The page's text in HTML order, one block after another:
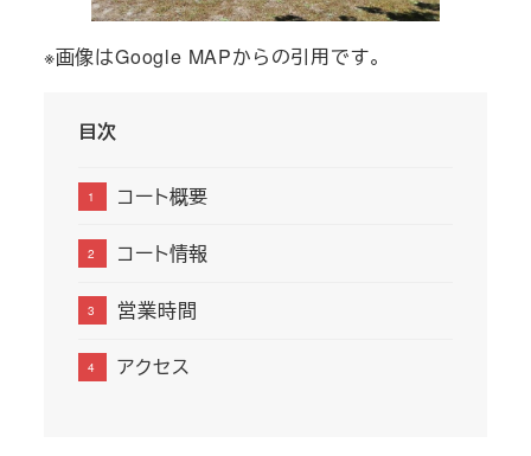
※画像はGoogle MAPからの引用です。
目次
コート概要
コート情報
営業時間
アクセス